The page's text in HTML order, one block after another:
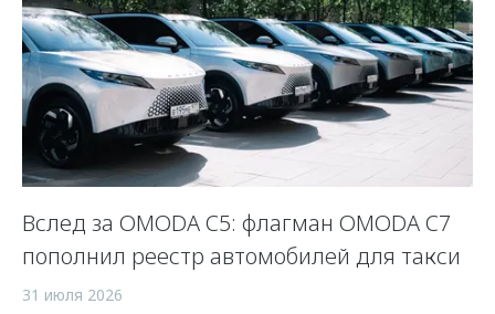
Вслед за OMODA C5: флагман OMODA C7
пополнил реестр автомобилей для такси
31 июля 2026